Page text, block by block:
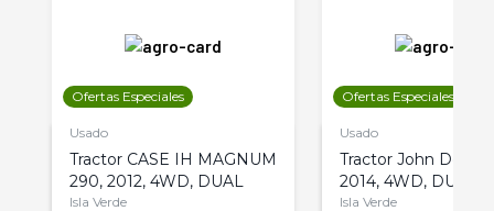
Ofertas Especiales
Usado
Tractor CASE IH MAGNUM
290, 2012, 4WD, DUAL
Isla Verde
Ofertas Especiales
Usado
Tractor John Deere
2014, 4WD, DUAL
Isla Verde